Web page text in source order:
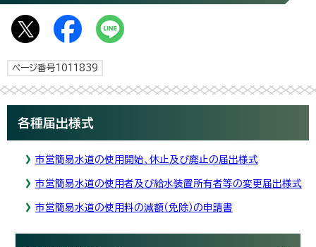
ページ番号1011839
各種届出様式
市営簡易水道の使用開始、休止及び廃止の届出様式
市営簡易水道の使用者及び給水装置所有者等の変更届出様式
市営簡易水道の使用料の減額（免除）の申請書